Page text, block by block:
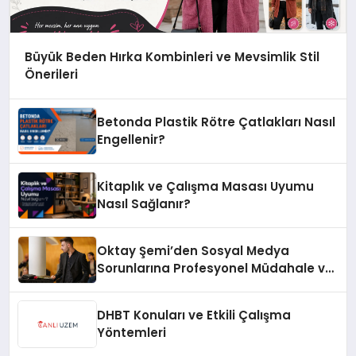
Büyük Beden Hırka Kombinleri ve Mevsimlik Stil
Önerileri
Betonda Plastik Rötre Çatlakları Nasıl
Engellenir?
Kitaplık ve Çalışma Masası Uyumu
Nasıl Sağlanır?
Oktay Şemi’den Sosyal Medya
Sorunlarına Profesyonel Müdahale ve
DHBT Konuları ve Etkili Çalışma
Yöntemleri